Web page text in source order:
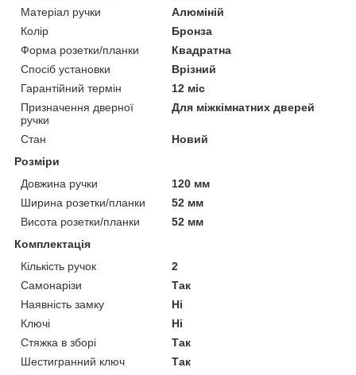
Матеріал ручки
Алюміній
Колір
Бронза
Форма розетки/планки
Квадратна
Спосіб установки
Врізний
Гарантійний термін
12 міс
Призначення дверної
ручки
Для міжкімнатних дверей
Стан
Новий
Розміри
Довжина ручки
120 мм
Ширина розетки/планки
52 мм
Висота розетки/планки
52 мм
Комплектація
Кількість ручок
2
Самонарізи
Так
Наявність замку
Ні
Ключі
Ні
Стяжка в зборі
Так
Шестигранний ключ
Так